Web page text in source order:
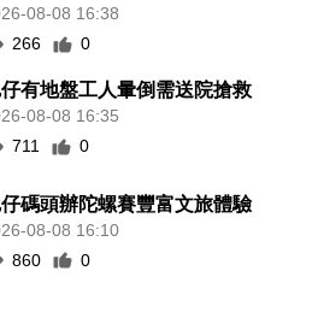
08-08 16:38
266
0
有地盤工人暈倒需送院搶救
08-08 16:35
711
0
碼頭辦陀螺賽豐富文旅體驗
08-08 16:10
860
0